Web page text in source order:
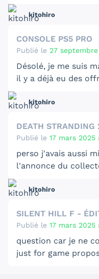
kitohiro
CONSOLE PS5 PRO
Publié le 27
Désolé, je me suis
il y a déjà eu des
pas de souvenirs de
connaissance,
et c'était que sur
kitohiro
Publié le 17 mars 2025
perso j'avais aussi
l'annonce du
avec une statue
kitohiro
SILENT HILL F -
Publié le 17 mars 2025
question car je ne
just for game